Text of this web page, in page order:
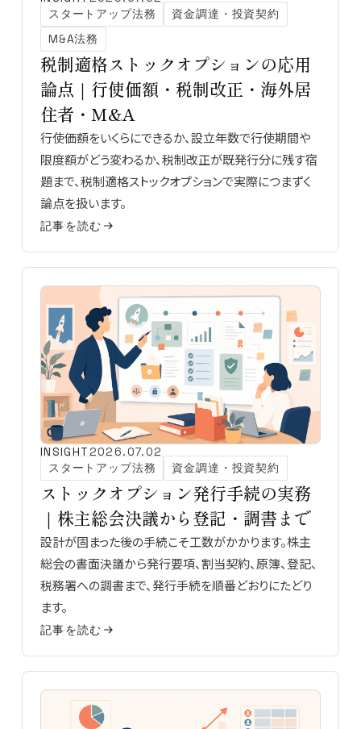
スタートアップ法務
資金調達・投資契約
M&A法務
税制適格ストックオプションの応用
論点｜行使価額・税制改正・海外居
住者・M&A
行使価額をいくらにできるか、設立年数で行使期間や
限度額がどう変わるか、税制改正が既発行分に残す宿
題まで、税制適格ストックオプションで実際につまずく
論点を扱います。
記事を読む
INSIGHT2026.07.02
スタートアップ法務
資金調達・投資契約
ストックオプション発行手続の実務
｜株主総会決議から登記・調書まで
設計が固まった後の手続こそ工数がかかります。株主
総会の書面決議から発行要項、割当契約、原簿、登記、
税務署への調書まで、発行手続を順番どおりにたどり
ます。
記事を読む